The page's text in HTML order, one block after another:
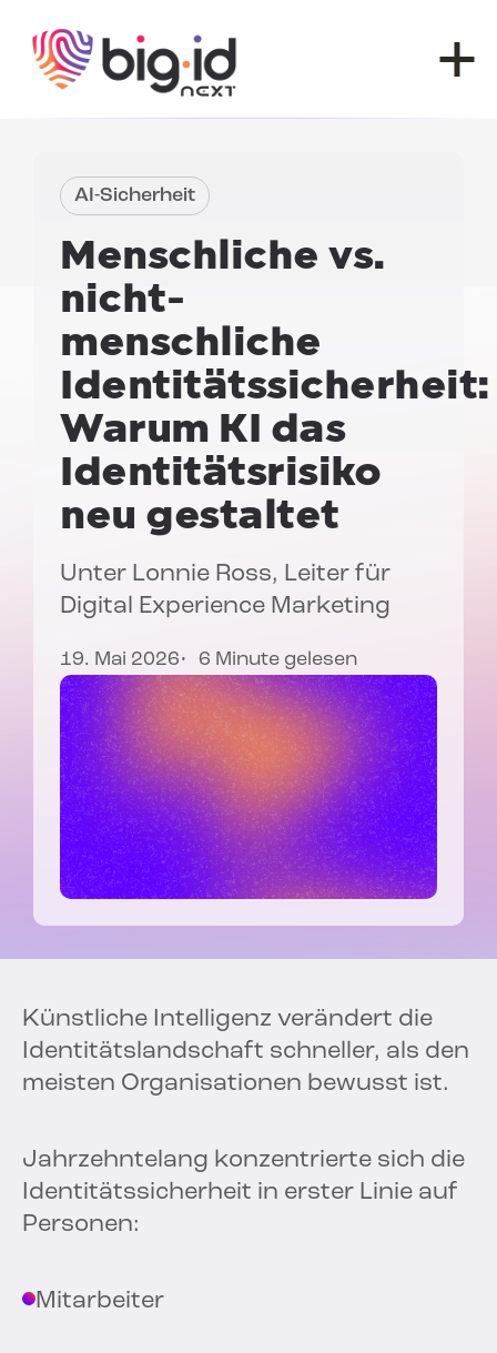
AI-Sicherheit
Menschliche vs.
nicht-
menschliche
Identitätssicherheit:
Warum KI das
Identitätsrisiko
neu gestaltet
Unter Lonnie Ross, Leiter für
Digital Experience Marketing
19. Mai 2026 6 Minute gelesen
Künstliche Intelligenz verändert die
Identitätslandschaft schneller, als den
meisten Organisationen bewusst ist.
Jahrzehntelang konzentrierte sich die
Identitätssicherheit in erster Linie auf
Personen:
Mitarbeiter